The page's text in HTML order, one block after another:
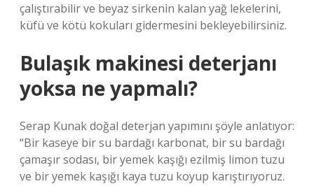
çalıştırabilir ve beyaz sirkenin kalan yağ lekelerini,
küfü ve kötü kokuları gidermesini bekleyebilirsiniz.
Bulaşık makinesi deterjanı
yoksa ne yapmalı?
Serap Kunak doğal deterjan yapımını şöyle anlatıyor:
“Bir kaseye bir su bardağı karbonat, bir su bardağı
çamaşır sodası, bir yemek kaşığı ezilmiş limon tuzu
ve bir yemek kaşığı kaya tuzu koyup karıştırıyoruz.